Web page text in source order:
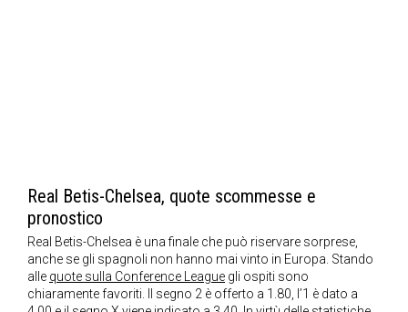
Real Betis-Chelsea, quote scommesse e
pronostico
Real Betis-Chelsea è una finale che può riservare sorprese,
anche se gli spagnoli non hanno mai vinto in Europa. Stando
alle quote sulla Conference League gli ospiti sono
chiaramente favoriti. Il segno 2 è offerto a 1.80, l’1 è dato a